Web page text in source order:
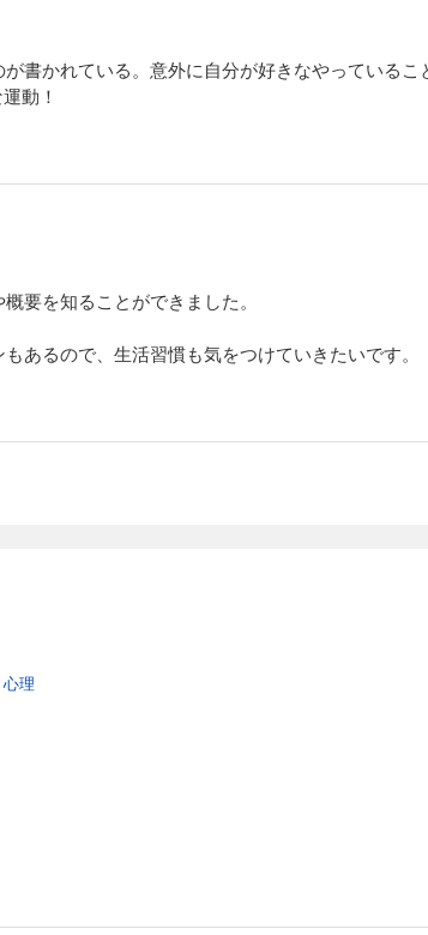
書かれている。意外に自分が好きなやっている
動！
要を知ることができました。
あるので、生活習慣も気をつけていきたいです。
理